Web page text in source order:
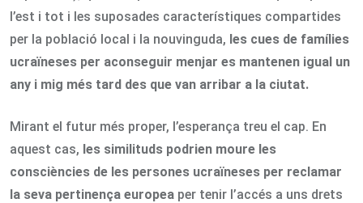
l’est i tot i les suposades característiques compartides
per la població local i la nouvinguda, les cues de famílies
ucraïneses per aconseguir menjar es mantenen igual un
any i mig més tard des que van arribar a la ciutat.
Mirant el futur més proper, l’esperança treu el cap. En
aquest cas, les similituds podrien moure les
consciències de les persones ucraïneses per reclamar
la seva pertinença europea per tenir l’accés a uns drets